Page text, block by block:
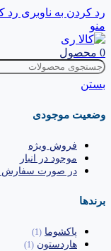
رد کردن به ناوبری رد
منو
0 محصول
بستن
وضعیت موجودی
فروش ویژه
موجود در انبار
در صورت سفارش
برندها
پاکشوما (1)
هاردستون (1)